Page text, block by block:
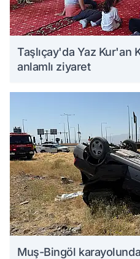
Taşlıçay'da Yaz Kur'an
anlamlı ziyaret
Muş-Bingöl